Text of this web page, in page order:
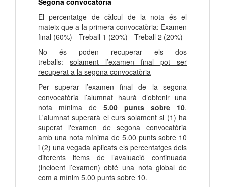
El percentatge de càlcul de la nota és el
mateix que a la primera convocatòria: Examen
final (60%) - Treball 1 (20%) - Treball 2 (20%)
No és poden recuperar els dos
treballs: solament l’examen final pot ser
recuperat a la segona convocatòria
Per superar l’examen final de la segona
convocatòria l’alumnat haurà d’obtenir una
nota mínima de 5.00 punts sobre 10.
L'alumnat superarà el curs solament si (1) ha
superat l'examen de segona convocatòria
amb una nota mínima de 5.00 punts sobre 10
i (2) una vegada aplicats els percentatges dels
diferents items de l’avaluació continuada
(incloent l’examen) obté una nota global de
com a mínim 5.00 punts sobre 10.